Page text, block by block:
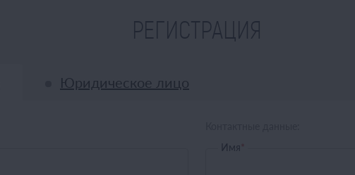
РЕГИСТРАЦИЯ
Юридическое лицо
Имя*